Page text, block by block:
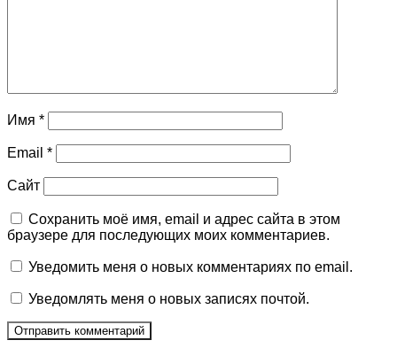
Имя *
Email *
Сайт
Сохранить моё имя, email и адрес сайта в этом
браузере для последующих моих комментариев.
Уведомить меня о новых комментариях по email.
Уведомлять меня о новых записях почтой.